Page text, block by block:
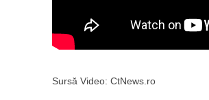
Sursă Video: CtNews.ro